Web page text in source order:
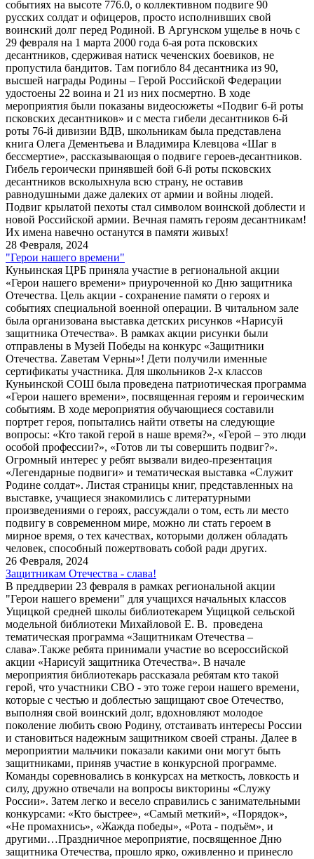
событиях на высоте 776.0, о коллективном подвиге 90
русских солдат и офицеров, просто исполнивших свой
воинский долг перед Родиной. В Аргунском ущелье в ночь с
29 февраля на 1 марта 2000 года 6-ая рота псковских
десантников, сдерживая натиск чеченских боевиков, не
пропустила бандитов. Там погибло 84 десантника из 90,
высшей награды Родины – Герой Российской Федерации
удостоены 22 воина и 21 из них посмертно. В ходе
мероприятия были показаны видеосюжеты «Подвиг 6-й роты
псковских десантников» и с места гибели десантников 6-й
роты 76-й дивизии ВДВ, школьникам была представлена
книга Олега Дементьева и Владимира Клевцова «Шаг в
бессмертие», рассказывающая о подвиге героев-десантников.
Гибель героически принявшей бой 6-й роты псковских
десантников всколыхнула всю страну, не оставив
равнодушными даже далеких от армии и войны людей.
Подвиг крылатой пехоты стал символом воинской доблести и
новой Российской армии. Вечная память героям десантникам!
Их имена навечно останутся в памяти живых!
28 Февраля, 2024
"Герои нашего времени"
Куньинская ЦРБ приняла участие в региональной акции
«Герои нашего времени» приуроченной ко Дню защитника
Отечества. Цель акции - сохранение памяти о героях и
событиях специальной военной операции. В читальном зале
была организована выставка детских рисунков «Нарисуй
защитника Отечества». В рамках акции рисунки были
отправлены в Музей Победы на конкурс «Защитники
Отечества. Zаветам Vерны»! Дети получили именные
сертификаты участника. Для школьников 2-х классов
Куньинской СОШ была проведена патриотическая программа
«Герои нашего времени», посвященная героям и героическим
событиям. В ходе мероприятия обучающиеся составили
портрет героя, попытались найти ответы на следующие
вопросы: «Кто такой герой в наше время?», «Герой – это люди
особой профессии?», «Готов ли ты совершить подвиг?».
Огромный интерес у ребят вызвали видео-презентация
«Легендарные подвиги» и тематическая выставка «Служит
Родине солдат». Листая страницы книг, представленных на
выставке, учащиеся знакомились с литературными
произведениями о героях, рассуждали о том, есть ли место
подвигу в современном мире, можно ли стать героем в
мирное время, о тех качествах, которыми должен обладать
человек, способный пожертвовать собой ради других.
26 Февраля, 2024
Защитникам Отечества - слава!
В преддверии 23 февраля в рамках региональной акции
"Герои нашего времени" для учащихся начальных классов
Ущицкой средней школы библиотекарем Ущицкой сельской
модельной библиотеки Михайловой Е. В. проведена
тематическая программа «Защитникам Отечества –
слава».Также ребята принимали участие во всероссийской
акции «Нарисуй защитника Отечества». В начале
мероприятия библиотекарь рассказала ребятам кто такой
герой, что участники СВО - это тоже герои нашего времени,
которые с честью и доблестью защищают свое Отечество,
выполняя свой воинский долг, вдохновляют молодое
поколение любить свою Родину, отстаивать интересы России
и становиться надежным защитником своей страны. Далее в
мероприятии мальчики показали какими они могут быть
защитниками, приняв участие в конкурсной программе.
Команды соревновались в конкурсах на меткость, ловкость и
силу, дружно отвечали на вопросы викторины «Служу
России». Затем легко и весело справились с занимательными
конкурсами: «Кто быстрее», «Самый меткий», «Порядок»,
«Не промахнись», «Жажда победы», «Рота - подъём», и
другими…Праздничное мероприятие, посвященное Дню
защитника Отечества, прошло ярко, оживленно и принесло